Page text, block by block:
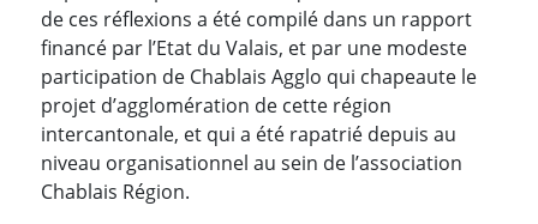
de ces réflexions a été compilé dans un rapport
financé par l’Etat du Valais, et par une modeste
participation de Chablais Agglo qui chapeaute le
projet d’agglomération de cette région
intercantonale, et qui a été rapatrié depuis au
niveau organisationnel au sein de l’association
Chablais Région.